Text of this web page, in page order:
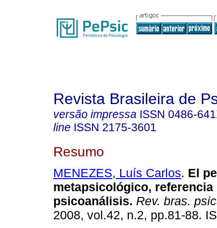
Revista Brasileira de
versão impressa ISSN 0486-
line ISSN 2175-3601
Resumo
MENEZES, Luís Carlos. El
metapsicológico,
psicoanálisis. Rev. bras.
2008, vol.42, n.2, pp.81-88.